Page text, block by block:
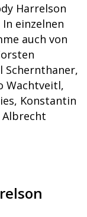
Harrelson
einzelnen
auch von
Schernthaner,
Wachtveitl,
Konstantin
Albrecht